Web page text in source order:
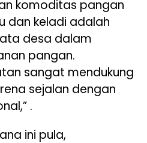
komoditas pangan
dan keladi adalah
desa dalam
pangan.
sangat mendukung
sejalan dengan
.
ini pula,